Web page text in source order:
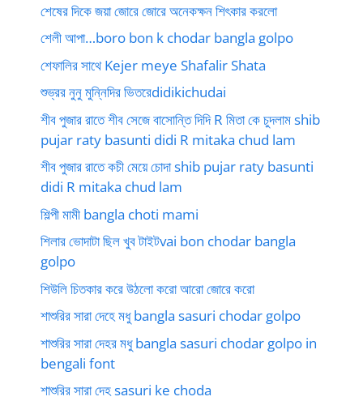
শেষের দিকে জয়া জোরে জোরে অনেকক্ষন শিৎকার করলো
শেলী আপা…boro bon k chodar bangla golpo
শেফালির সাথে Kejer meye Shafalir Shata
শুভ্রর নুনু মুন্নিদির ভিতরেdidikichudai
শীব পুজার রাতে শীব সেজে বাসোন্তি দিদি R মিতা কে চুদলাম shib
pujar raty basunti didi R mitaka chud lam
শীব পুজার রাতে কচী মেয়ে চোদা shib pujar raty basunti
didi R mitaka chud lam
শিল্পী মামী bangla choti mami
শিলার ভোদাটা ছিল খুব টাইটvai bon chodar bangla
golpo
শিউলি চিতকার করে উঠলো করো আরো জোরে করো
শাশুরির সারা দেহে মধু bangla sasuri chodar golpo
শাশুরির সারা দেহর মধু bangla sasuri chodar golpo in
bengali font
শাশুরির সারা দেহ sasuri ke choda